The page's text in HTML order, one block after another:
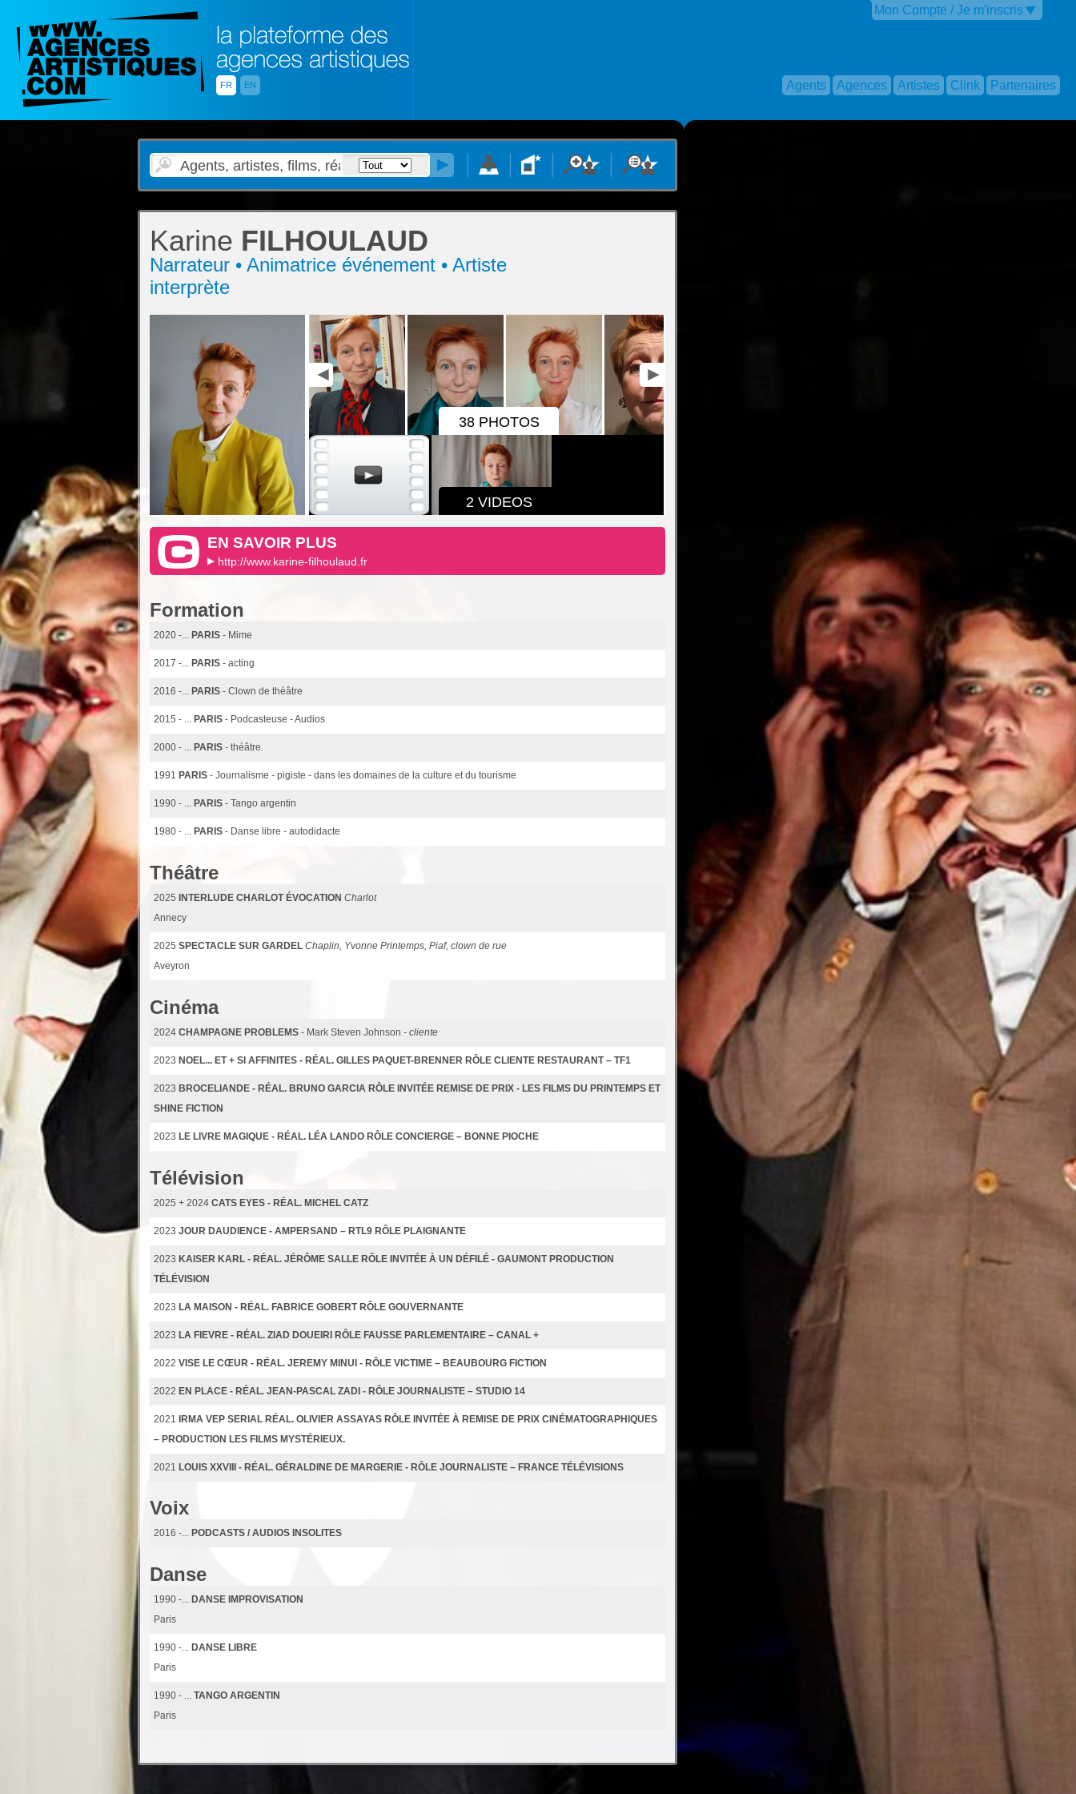
FR EN
Mon Compte / Je m'inscris
Agents Agences Artistes Clink Partenaires
Karine FILHOULAUD
Narrateur • Animatrice événement • Artiste
interprète
38 PHOTOS
2 VIDEOS
EN SAVOIR PLUS
http://www.karine-filhoulaud.fr
Formation
2020 -... PARIS - Mime
2017 -... PARIS - acting
2016 -... PARIS - Clown de théâtre
2015 - ... PARIS - Podcasteuse - Audios
2000 - ... PARIS - théâtre
1991 PARIS - Journalisme - pigiste - dans les domaines de la culture et du tourisme
1990 - ... PARIS - Tango argentin
1980 - ... PARIS - Danse libre - autodidacte
Théâtre
2025 INTERLUDE CHARLOT ÉVOCATION Charlot
Annecy
2025 SPECTACLE SUR GARDEL Chaplin, Yvonne Printemps, Piaf, clown de rue
Aveyron
Cinéma
2024 CHAMPAGNE PROBLEMS - Mark Steven Johnson - cliente
2023 NOEL... ET + SI AFFINITES - RÉAL. GILLES PAQUET-BRENNER RÔLE CLIENTE RESTAURANT – TF1
2023 BROCELIANDE - RÉAL. BRUNO GARCIA RÔLE INVITÉE REMISE DE PRIX - LES FILMS DU PRINTEMPS ET
SHINE FICTION
2023 LE LIVRE MAGIQUE - RÉAL. LÉA LANDO RÔLE CONCIERGE – BONNE PIOCHE
Télévision
2025 + 2024 CATS EYES - RÉAL. MICHEL CATZ
2023 JOUR DAUDIENCE - AMPERSAND – RTL9 RÔLE PLAIGNANTE
2023 KAISER KARL - RÉAL. JÉRÔME SALLE RÔLE INVITÉE À UN DÉFILÉ - GAUMONT PRODUCTION
TÉLÉVISION
2023 LA MAISON - RÉAL. FABRICE GOBERT RÔLE GOUVERNANTE
2023 LA FIEVRE - RÉAL. ZIAD DOUEIRI RÔLE FAUSSE PARLEMENTAIRE – CANAL +
2022 VISE LE CŒUR - RÉAL. JEREMY MINUI - RÔLE VICTIME – BEAUBOURG FICTION
2022 EN PLACE - RÉAL. JEAN-PASCAL ZADI - RÔLE JOURNALISTE – STUDIO 14
2021 IRMA VEP SERIAL RÉAL. OLIVIER ASSAYAS RÔLE INVITÉE À REMISE DE PRIX CINÉMATOGRAPHIQUES
– PRODUCTION LES FILMS MYSTÉRIEUX.
2021 LOUIS XXVIII - RÉAL. GÉRALDINE DE MARGERIE - RÔLE JOURNALISTE – FRANCE TÉLÉVISIONS
Voix
2016 -... PODCASTS / AUDIOS INSOLITES
Danse
1990 -... DANSE IMPROVISATION
Paris
1990 -... DANSE LIBRE
Paris
1990 - ... TANGO ARGENTIN
Paris